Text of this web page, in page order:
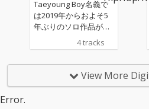
Taeyoung Boy名義で
は2019年からおよそ5
年ぶりのソロ作品がリ
リースされる。本人は
去年夏の「Urban Natu
りの作品リリースとな
る本作は、プロデュー
4 tracks
View More
Error.